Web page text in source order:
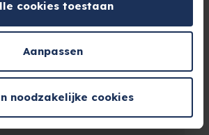
over andere websites kunnen
pc, tablet of mobiele telefoon
handmatig verwijderen door je
cookies toestaan
Aanpassen
noodzakelijke cookies
Jacqueline
(Yellow Hive):
sneller door
integreren”